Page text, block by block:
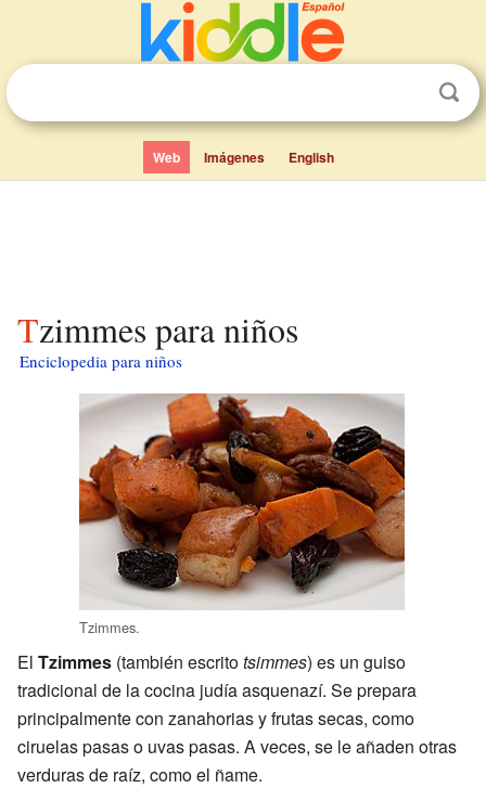
Web Imágenes English
Tzimmes para niños
Enciclopedia para niños
Tzimmes.
El Tzimmes (también escritotsimmes) es un guiso
tradicional de la cocina judía asquenazí. Se prepara
principalmente con zanahorias y frutas secas, como
ciruelas pasas o uvas pasas. A veces, se le añaden otras
verduras de raíz, como el ñame.